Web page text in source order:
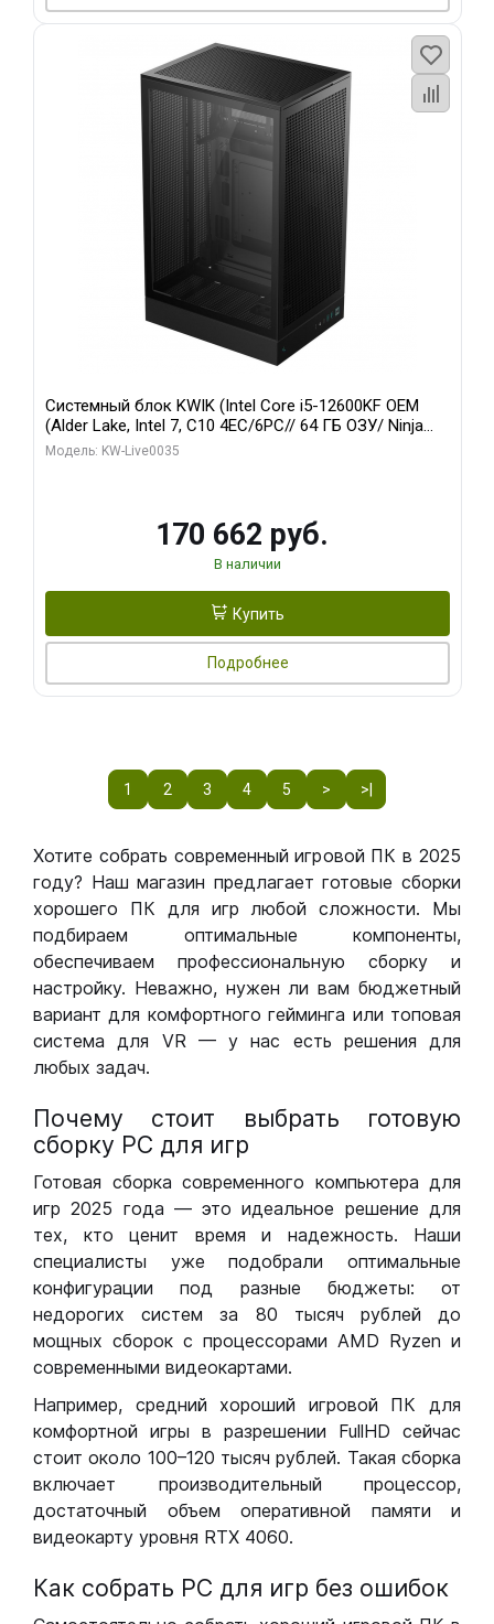
Системный блок KWIK (Intel Core i5-12600KF OEM
(Alder Lake, Intel 7, C10 4EC/6PC// 64 ГБ ОЗУ/ Ninja
Sinotex GTX1650 4GB 128bit GDDR6 DVI DP HDMI 2/
Модель: KW-Live0035
170 662 руб.
В наличии
Купить
Подробнее
1 2 3 4 5 > >|
Хотите собрать современный игровой ПК в 2025
году? Наш магазин предлагает готовые сборки
хорошего ПК для игр любой сложности. Мы
подбираем оптимальные компоненты,
обеспечиваем профессиональную сборку и
настройку. Неважно, нужен ли вам бюджетный
вариант для комфортного гейминга или топовая
система для VR — у нас есть решения для
любых задач.
Почему стоит выбрать готовую
сборку РС для игр
Готовая сборка современного компьютера для
игр 2025 года — это идеальное решение для
тех, кто ценит время и надежность. Наши
специалисты уже подобрали оптимальные
конфигурации под разные бюджеты: от
недорогих систем за 80 тысяч рублей до
мощных сборок с процессорами AMD Ryzen и
современными видеокартами.
Например, средний хороший игровой ПК для
комфортной игры в разрешении FullHD сейчас
стоит около 100–120 тысяч рублей. Такая сборка
включает производительный процессор,
достаточный объем оперативной памяти и
видеокарту уровня RTX 4060.
Как собрать РС для игр без ошибок